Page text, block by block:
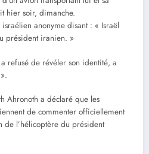
hier soir, dimanche.
anonyme disant : « Israël
président iranien. »
refusé de révéler son identité, a
Ahronoth a déclaré que les
de commenter officiellement
de l’hélicoptère du président